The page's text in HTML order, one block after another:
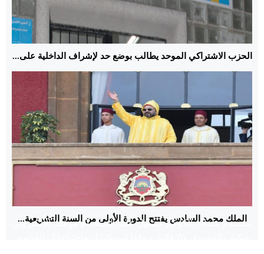
الحزب الاشتراكي الموحد يطالب بوضع حد لإشراف الداخلية على...
الملك محمد السادس يفتتح الدورة الأولى من السنة التشريعية...
نستخدم ملفات الكوكيز لنسهل عليك استخدام موقعنا الإلكتروني